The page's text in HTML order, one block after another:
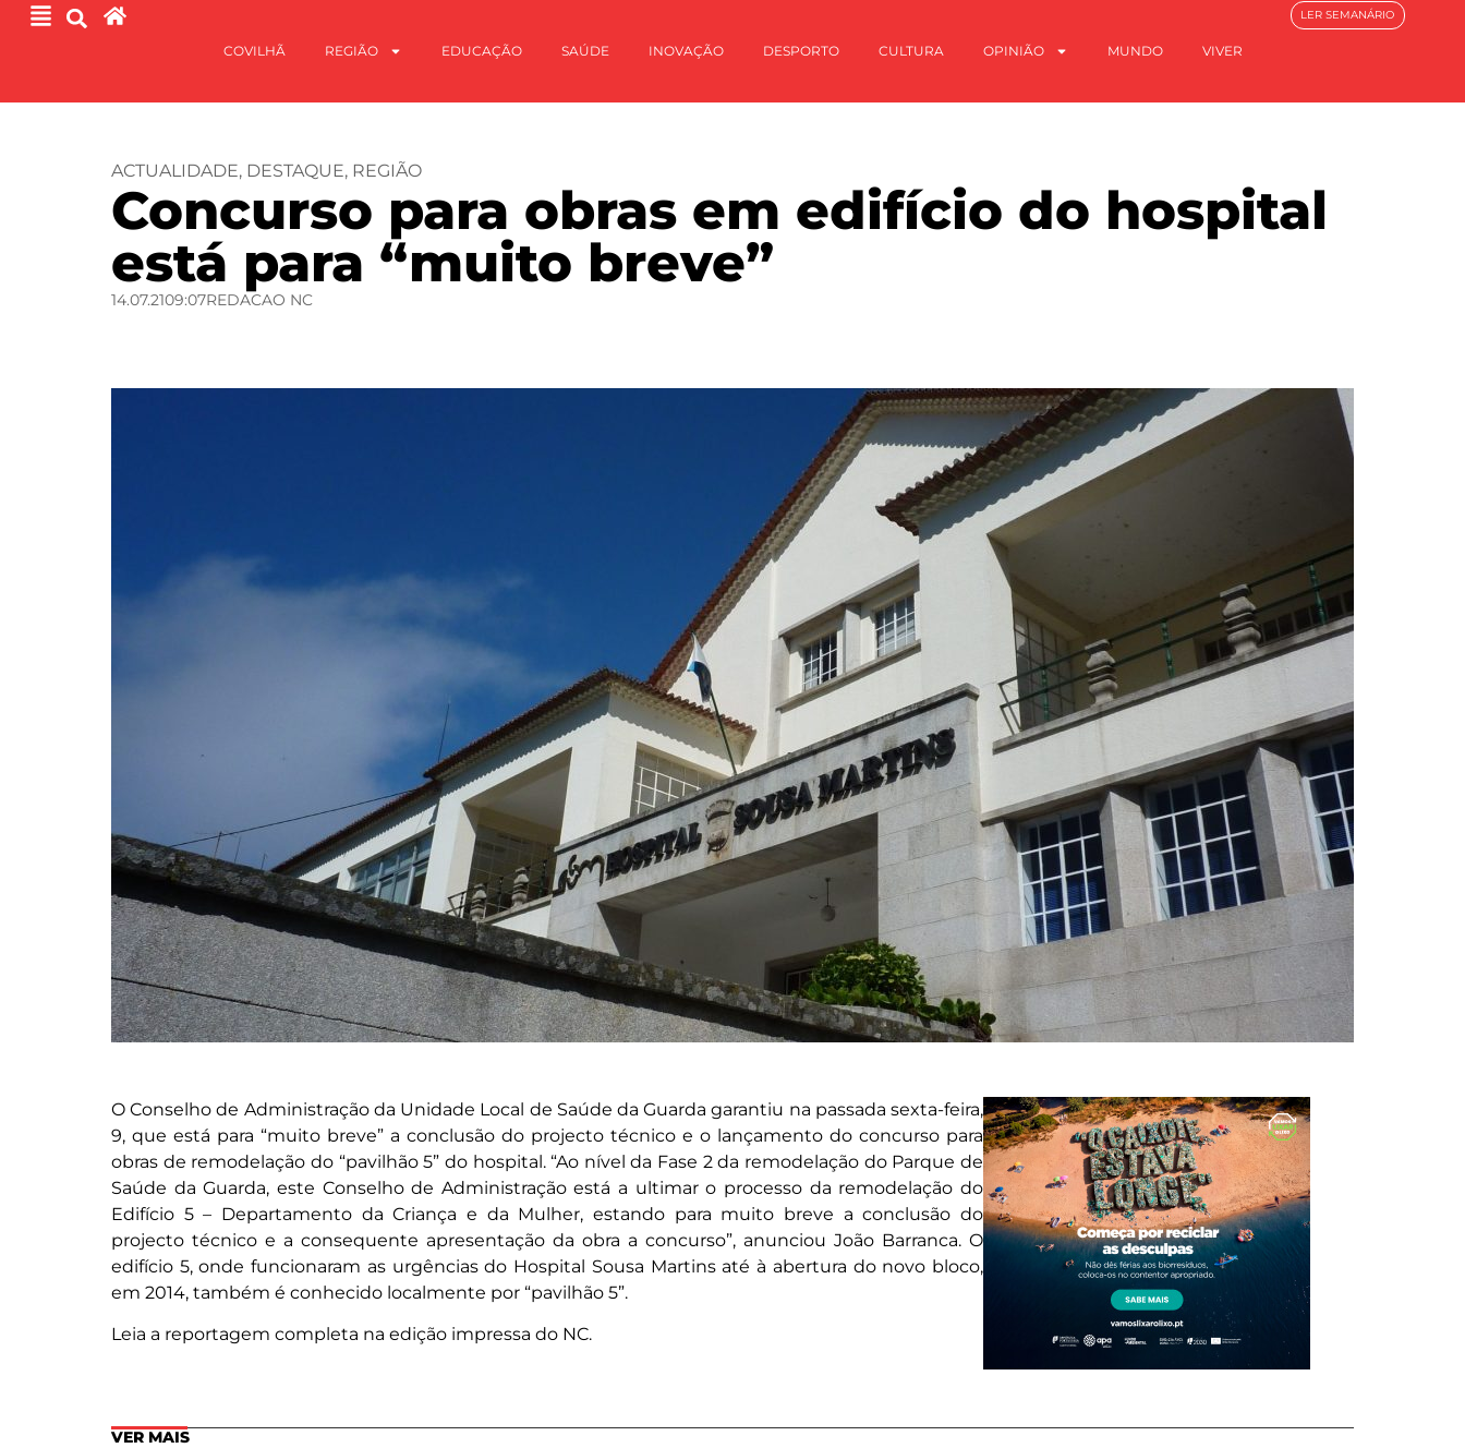
COVILHÃ REGIÃO EDUCAÇÃO SAÚDE INOVAÇÃO DESPORTO CULTURA OPINIÃO MUNDO VIVER
LER SEMANÁRIO
ACTUALIDADE, DESTAQUE, REGIÃO
Concurso para obras em edifício do hospital
está para “muito breve”
14.07.2109:07REDACAO NC
O Conselho de Administração da Unidade Local de Saúde da Guarda garantiu na passada sexta-feira,
9, que está para “muito breve” a conclusão do projecto técnico e o lançamento do concurso para
obras de remodelação do “pavilhão 5” do hospital. “Ao nível da Fase 2 da remodelação do Parque de
Saúde da Guarda, este Conselho de Administração está a ultimar o processo da remodelação do
Edifício 5 – Departamento da Criança e da Mulher, estando para muito breve a conclusão do
projecto técnico e a consequente apresentação da obra a concurso”, anunciou João Barranca. O
edifício 5, onde funcionaram as urgências do Hospital Sousa Martins até à abertura do novo bloco,
em 2014, também é conhecido localmente por “pavilhão 5”.
Leia a reportagem completa na edição impressa do NC.
VER MAIS